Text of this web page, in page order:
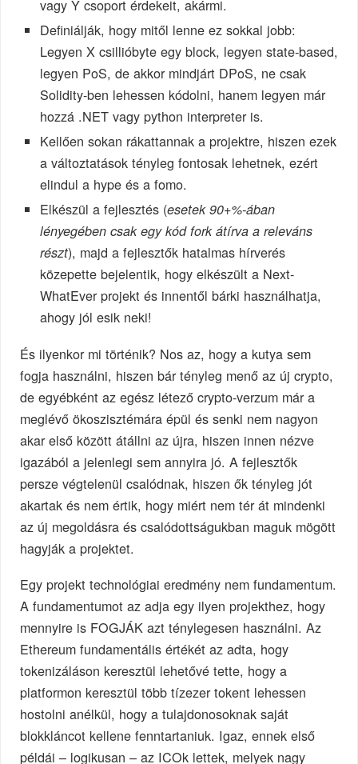
vagy Y csoport érdekeit, akármi.
Definiálják, hogy mitől lenne ez sokkal jobb:
Legyen X csillióbyte egy block, legyen state-based,
legyen PoS, de akkor mindjárt DPoS, ne csak
Solidity-ben lehessen kódolni, hanem legyen már
hozzá .NET vagy python interpreter is.
Kellően sokan rákattannak a projektre, hiszen ezek
a változtatások tényleg fontosak lehetnek, ezért
elindul a hype és a fomo.
Elkészül a fejlesztés (esetek 90+%-ában
lényegében csak egy kód fork átírva a releváns
részt), majd a fejlesztők hatalmas hírverés
közepette bejelentik, hogy elkészült a Next-
WhatEver projekt és innentől bárki használhatja,
ahogy jól esik neki!
És ilyenkor mi történik? Nos az, hogy a kutya sem
fogja használni, hiszen bár tényleg menő az új crypto,
de egyébként az egész létező crypto-verzum már a
meglévő ökoszisztémára épül és senki nem nagyon
akar első között átállni az újra, hiszen innen nézve
igazából a jelenlegi sem annyira jó. A fejlesztők
persze végtelenül csalódnak, hiszen ők tényleg jót
akartak és nem értik, hogy miért nem tér át mindenki
az új megoldásra és csalódottságukban maguk mögött
hagyják a projektet.
Egy projekt technológiai eredmény nem fundamentum.
A fundamentumot az adja egy ilyen projekthez, hogy
mennyire is FOGJÁK azt ténylegesen használni. Az
Ethereum fundamentális értékét az adta, hogy
tokenizáláson keresztül lehetővé tette, hogy a
platformon keresztül több tízezer tokent lehessen
hostolni anélkül, hogy a tulajdonosoknak saját
blokkláncot kellene fenntartaniuk. Igaz, ennek első
példái – logikusan – az ICOk lettek, melyek nagy